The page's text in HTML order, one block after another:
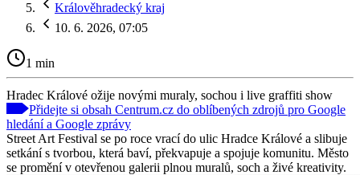
Králověhradecký kraj
10. 6. 2026, 07:05
1 min
Hradec Králové ožije novými muraly, sochou i live graffiti show
Přidejte si obsah Centrum.cz do oblíbených zdrojů pro Google
hledání a Google zprávy
Street Art Festival se po roce vrací do ulic Hradce Králové a slibuje
setkání s tvorbou, která baví, překvapuje a spojuje komunitu. Město
se promění v otevřenou galerii plnou muralů, soch a živé kreativity.